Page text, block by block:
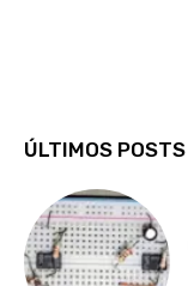
ÚLTIMOS POSTS